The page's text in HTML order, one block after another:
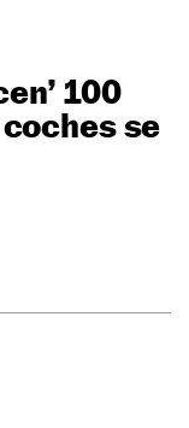
100
se